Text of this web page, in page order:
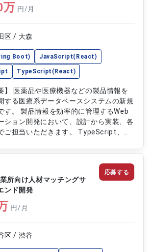
能の設計、実装および品質向上対応 ・AI
グツールを活用した開発プロセス改善お
技術ドキュメント作成
万 円/月
区 / 大森
Boot) JavaScript(React)
TypeScript(React)
】 医薬品や医療機器などの製品情報を
する医療系データベースシステムの新規
す。 製品情報を効率的に管理するWeb
ション開発において、設計から実装、各
ご担当いただきます。 TypeScript、
で稼働する業務システムの開発を推進し
ます。 開発チームと連携しながら品質
改善に携わっていただく案件です。
】 ・医療系製品情報管理システムの
ケーション開発 ・TypeScript、React
ロントエンド開発 ・担当業務機能の要
計、実装対応 ・画面設計、UI実装および
びコードレビュー対応
所向け人材マッチングサ
ンド開発
円/月
区 / 渋谷
応募する